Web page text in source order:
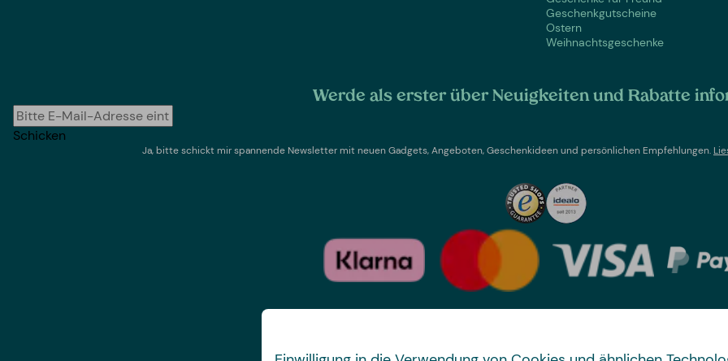
Geschenkgutscheine
Ostern
Weihnachtsgeschenke
Werde als erster über Neuigkeiten und Rabatte
Schicken
Ja, bitte schickt mir spannende Newsletter mit neuen Gadgets, Angeboten, Geschenkideen und persönlichen Empfehlungen.